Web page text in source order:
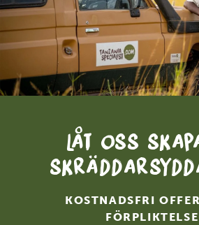
Låt oss
KOSTNADSFRI